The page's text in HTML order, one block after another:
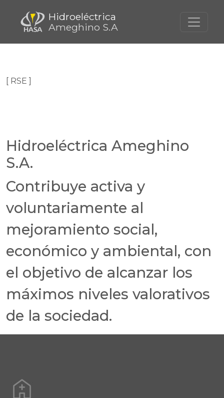
Hidroeléctrica
Ameghino S.A
[ RSE ]
Hidroeléctrica Ameghino
S.A.
Contribuye activa y
voluntariamente al
mejoramiento social,
económico y ambiental, con
el objetivo de alcanzar los
máximos niveles valorativos
de la sociedad.